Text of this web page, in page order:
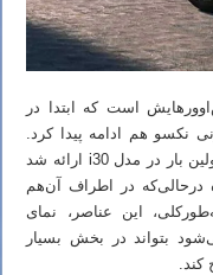
است که ابتدا در
نکسو هم ادامه پیدا کرد.
جلوپنجرهٔ جدید موسوم به آبشاری نیز برای اولین بار در مدل i30 ارائه شد
درحالی‌که در اطراف آن‌هم
این عناصر، نمای
بتواند در بخش بسیار
کند.